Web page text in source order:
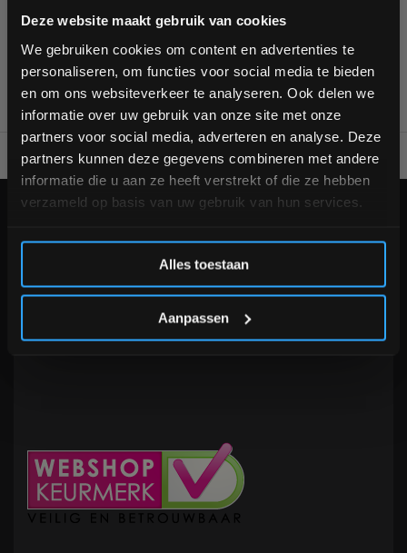
Deze website maakt gebruik van cookies
We gebruiken cookies om content en advertenties te
personaliseren, om functies voor social media te bieden
en om ons websiteverkeer te analyseren. Ook delen we
informatie over uw gebruik van onze site met onze
partners voor social media, adverteren en analyse. Deze
partners kunnen deze gegevens combineren met andere
informatie die u aan ze heeft verstrekt of die ze hebben
verzameld op basis van uw gebruik van hun services.
Alles toestaan
Aanpassen
1
Voor 95% direct uit voorraad geleverd Professionele
+31 (0)24 645 1309
info@fitnesskoerier.nl
Bam! 5% korting op je volgende
Schrijf je in voor onze nieuwsbrief om op de hoogte te
blijven over onze nieuwe producten, deals en meer
interessante info. Ontvang 5% korting op je eerstvolgende
aankoop! 😀
Inschrijven
*Verzendkosten vallen buiten de korting